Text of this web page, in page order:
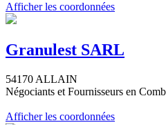
Afficher les coordonnées
Granulest SARL
54170 ALLAIN
Négociants et Fournisseurs en
Afficher les coordonnées